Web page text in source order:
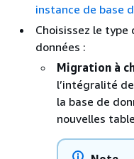
instance de base
Choisissez le
données :
Migration à
l’intégralité
la base de
nouvelles